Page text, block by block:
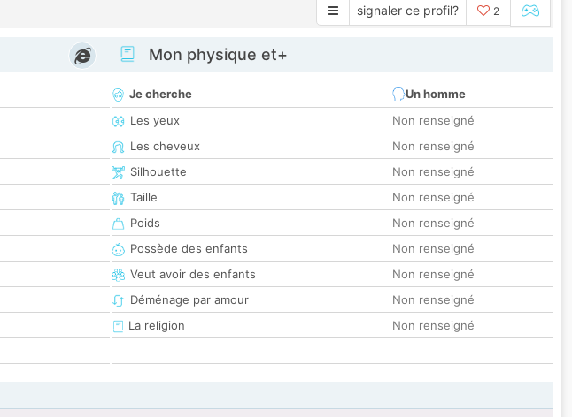
signaler ce profil? 2
Mon physique et+
Je cherche
Un homme
Les yeux
Non renseigné
Les cheveux
Non renseigné
Silhouette
Non renseigné
Taille
Non renseigné
Poids
Non renseigné
Possède des enfants
Non renseigné
Veut avoir des enfants
Non renseigné
Déménage par amour
Non renseigné
La religion
Non renseigné